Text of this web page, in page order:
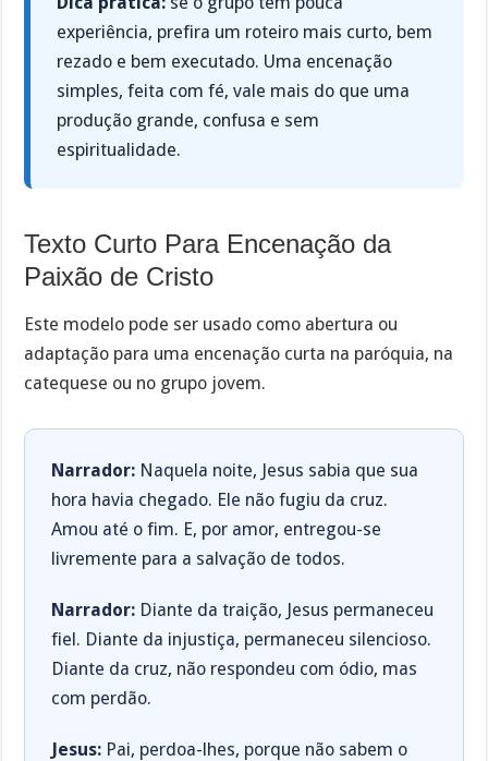
experiência, prefira um roteiro mais curto, bem
rezado e bem executado. Uma encenação
simples, feita com fé, vale mais do que uma
produção grande, confusa e sem
espiritualidade.
Texto Curto Para Encenação da
Paixão de Cristo
Este modelo pode ser usado como abertura ou
adaptação para uma encenação curta na paróquia, na
catequese ou no grupo jovem.
Narrador: Naquela noite, Jesus sabia que sua
hora havia chegado. Ele não fugiu da cruz.
Amou até o fim. E, por amor, entregou-se
livremente para a salvação de todos.
Narrador: Diante da traição, Jesus permaneceu
fiel. Diante da injustiça, permaneceu silencioso.
Diante da cruz, não respondeu com ódio, mas
com perdão.
Jesus: Pai, perdoa-lhes, porque não sabem o